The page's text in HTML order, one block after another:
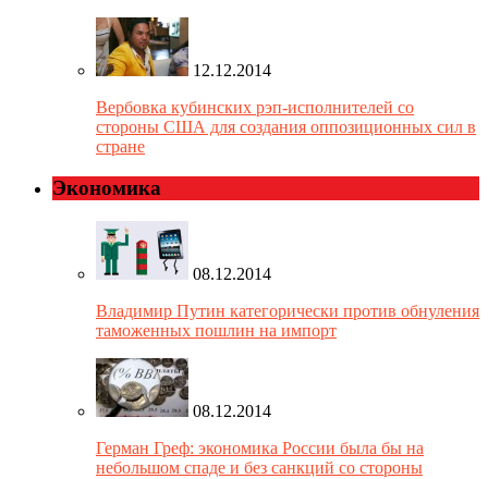
12.12.2014
Вербовка кубинских рэп-исполнителей со
стороны США для создания оппозиционных сил в
стране
Экономика
08.12.2014
Владимир Путин категорически против обнуления
таможенных пошлин на импорт
08.12.2014
Герман Греф: экономика России была бы на
небольшом спаде и без санкций со стороны